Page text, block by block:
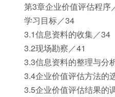
第3章企业价值评估程序
学习目标／34
3.1信息资料的收集／34
3.2现场勘察／41
3.3信息资料的整理与分
3.4企业价值评估方法的
3.5企业价值评估结果的